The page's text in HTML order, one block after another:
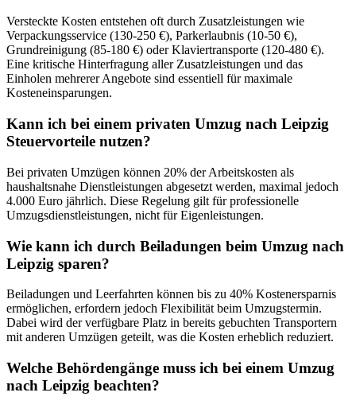
Versteckte Kosten entstehen oft durch Zusatzleistungen wie
Verpackungsservice (130-250 €), Parkerlaubnis (10-50 €),
Grundreinigung (85-180 €) oder Klaviertransporte (120-480 €).
Eine kritische Hinterfragung aller Zusatzleistungen und das
Einholen mehrerer Angebote sind essentiell für maximale
Kosteneinsparungen.
Kann ich bei einem privaten Umzug nach Leipzig
Steuervorteile nutzen?
Bei privaten Umzügen können 20% der Arbeitskosten als
haushaltsnahe Dienstleistungen abgesetzt werden, maximal jedoch
4.000 Euro jährlich. Diese Regelung gilt für professionelle
Umzugsdienstleistungen, nicht für Eigenleistungen.
Wie kann ich durch Beiladungen beim Umzug nach
Leipzig sparen?
Beiladungen und Leerfahrten können bis zu 40% Kostenersparnis
ermöglichen, erfordern jedoch Flexibilität beim Umzugstermin.
Dabei wird der verfügbare Platz in bereits gebuchten Transportern
mit anderen Umzügen geteilt, was die Kosten erheblich reduziert.
Welche Behördengänge muss ich bei einem Umzug
nach Leipzig beachten?